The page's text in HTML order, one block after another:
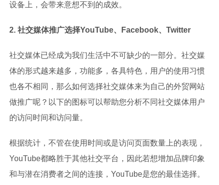
设备上，会带来意想不到的成效。
2. 社交媒体推广选择YouTube、Facebook、Twitter
社交媒体已经成为我们生活中不可缺少的一部分。社交媒
体的形式越来越多，功能多，各具特色，用户的使用习惯
也各不相同，那么如何选择社交媒体来为自己的外贸网站
做推广呢？以下的图标可以帮助您分析不同社交媒体用户
的访问时间和访问量。
根据统计，不管在使用时间或是访问页面数量上的表现，
YouTube都略胜于其他社交平台，因此若想增加品牌印象
和与潜在消费者之间的连接，YouTube是您的最佳选择。